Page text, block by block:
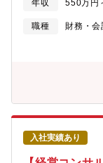
同で実施する事業
わるビジネス・サ
サルティングの
公庁や社会の目線
の経験を積んでい
ィスチームと共同
既存事業に対して
向けたご支援を行
アントの企業価値
ト事例】■Deal
象会社コンタクト
向けたTSA締結/新
プ実行支援（DXも
■カーブアウト実行
ロンイシューの特定と
年収 550万円
職種
財務・会
入社実績あり